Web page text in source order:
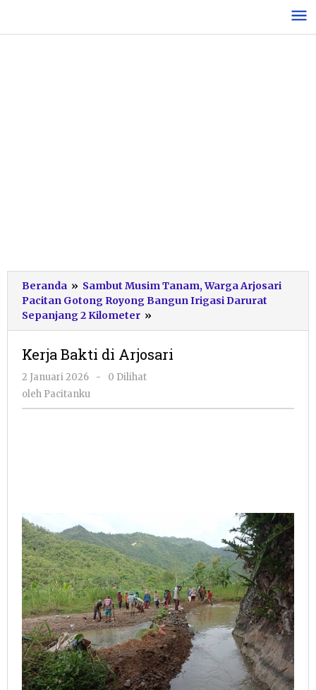
konten
Beranda » Sambut Musim Tanam, Warga Arjosari
Pacitan Gotong Royong Bangun Irigasi Darurat
Sepanjang 2 Kilometer »
Bakti
Arjosari
Kerja Bakti di Arjosari
2 Januari 2026
oleh
-
0 Dilihat
oleh Pacitanku